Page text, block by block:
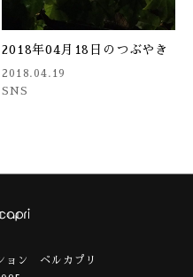
2018年04月18日のつぶやき
2018.04.19
SNS
ョン ベルカプリ